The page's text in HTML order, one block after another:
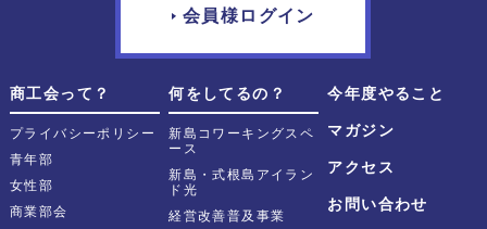
会員様ログイン
商工会って？
プライバシーポリシー
青年部
女性部
商業部会
何をしてるの？
新島コワーキングスペ
ース
新島・式根島アイラン
ド光
経営改善普及事業
今年度やること
マガジン
アクセス
お問い合わせ